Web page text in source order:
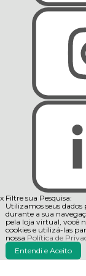
x Filtre sua Pesquisa:
Utilizamos seus
durante a sua
pela loja virtual, você
cookies e utilizá-las
nossa Política de
Entendi e Aceito